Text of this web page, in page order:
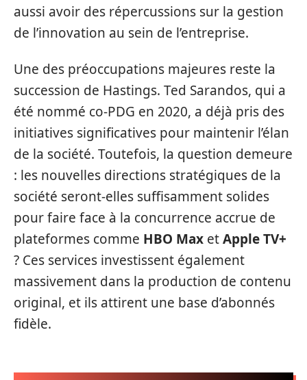
aussi avoir des répercussions sur la gestion
de l’innovation au sein de l’entreprise.
Une des préoccupations majeures reste la
succession de Hastings. Ted Sarandos, qui a
été nommé co-PDG en 2020, a déjà pris des
initiatives significatives pour maintenir l’élan
de la société. Toutefois, la question demeure
: les nouvelles directions stratégiques de la
société seront-elles suffisamment solides
pour faire face à la concurrence accrue de
plateformes comme HBO Max etApple TV+
? Ces services investissent également
massivement dans la production de contenu
original, et ils attirent une base d’abonnés
fidèle.